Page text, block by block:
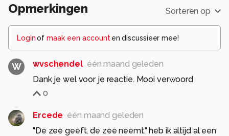
Opmerkingen Sorteren op
Loginof maak een account en discussieer mee!
W wvschendel één maand geleden
Dank je wel voor je reactie. Mooi verwoord
0
Ercede één maand geleden
"De zee geeft, de zee neemt." heb ik altijd al een